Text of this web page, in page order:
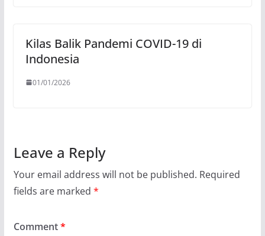
Kilas Balik Pandemi COVID-19 di
Indonesia
01/01/2026
Leave a Reply
Your email address will not be published. Required
fields are marked *
Comment*